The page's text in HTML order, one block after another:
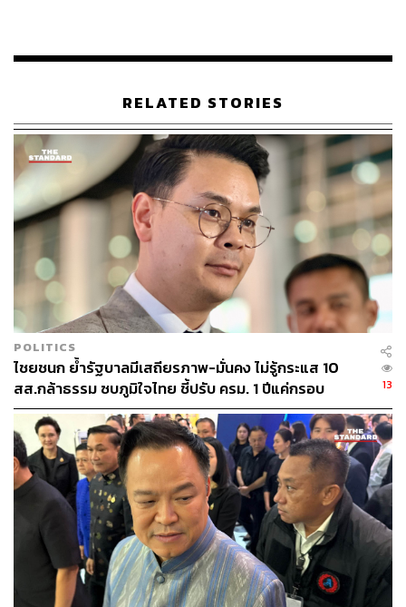
RELATED STORIES
POLITICS
ไชยชนก ย้ำรัฐบาลมีเสถียรภาพ-มั่นคง ไม่รู้กระแส 10
สส.กล้าธรรม ซบภูมิใจไทย ชี้ปรับ ครม. 1 ปีแค่กรอบ
ประเมิน โยนนายกฯ ตัดสินใจ
13